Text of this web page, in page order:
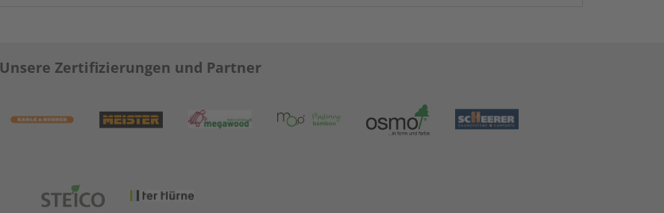
Unsere Zertifizierungen und Partner